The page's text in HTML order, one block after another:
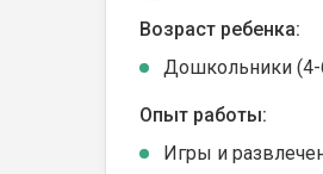
Возраст ребенка:
Дошкольники (4-
Опыт работы:
Игры и